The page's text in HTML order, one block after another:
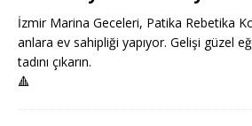
İzmir Marina Geceleri, Patika Rebetika
anlara ev sahipliği yapıyor. Gelişi güzel
tadını çıkarın.
🔺